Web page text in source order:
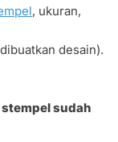
, ukuran,
desain).
sudah